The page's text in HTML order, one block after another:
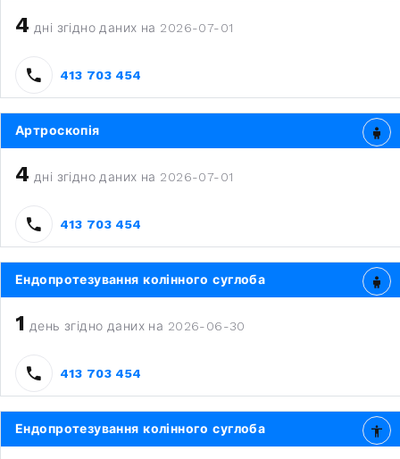
4 дні згідно даних на 2026-07-01
413 703 454
Артроскопія
4 дні згідно даних на 2026-07-01
413 703 454
Ендопротезування колінного суглоба
1 день згідно даних на 2026-06-30
413 703 454
Ендопротезування колінного суглоба